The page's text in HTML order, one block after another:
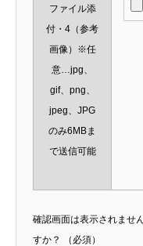
ファイル添
付・4（参考
画像）※任
意…jpg、
gif、png、
jpeg、JPG
のみ6MBま
で送信可能
確認画面は表示されませ
すか？
（必須）